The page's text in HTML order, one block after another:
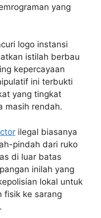
yang
logo instansi
istilah berbau
kepercayaan
ini terbukti
yang tingkat
masih rendah.
ilegal biasanya
pindah dari ruko
di luar batas
inilah yang
lokal untuk
fisik ke sarang